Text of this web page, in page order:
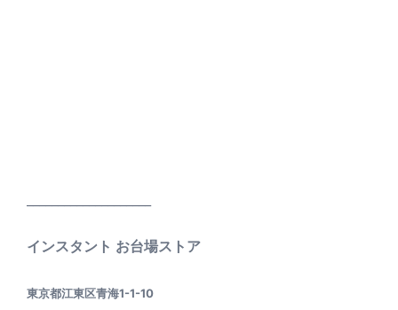
インスタント お台場ストア
東京都江東区青海1-1-10